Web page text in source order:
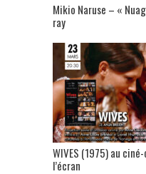
Mikio Naruse – «
ray
WIVES (1975) au
l’écran